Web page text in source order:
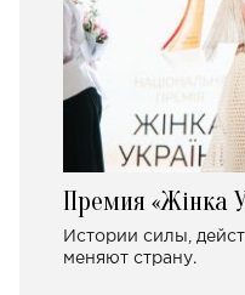
Премия «Жінка
Истории силы,
меняют страну.